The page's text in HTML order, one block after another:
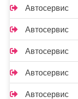
Автосервис
Автосервис
Автосервис
Автосервис
Автосервис